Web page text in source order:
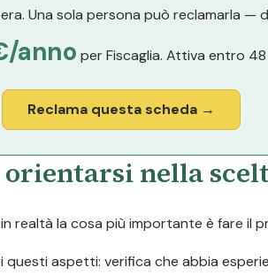
Una sola persona può reclamarla —
anno per Fiscaglia. Attiva entro
Reclama questa scheda →
orientarsi nella
realtà la cosa più importante è fare il
aspetti: verifica che abbia